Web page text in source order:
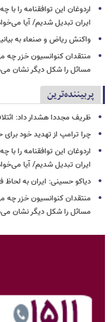
اردوغان این توافقنامه را
ایران تبدیل شدیم/ آیا
واکنش ریاض و صنعاء به
منتقدان کنوانسیون خزر چه
مسائل را شکل دیگر نشان
پربیننده‌ترین
ظریف مجددا هشدار داد:
چرا ترامپ از تهدید خود
اردوغان این توافقنامه را
ایران تبدیل شدیم/ آیا
دیاکو حسینی: ایران به
منتقدان کنوانسیون خزر چه
مسائل را شکل دیگر نشان